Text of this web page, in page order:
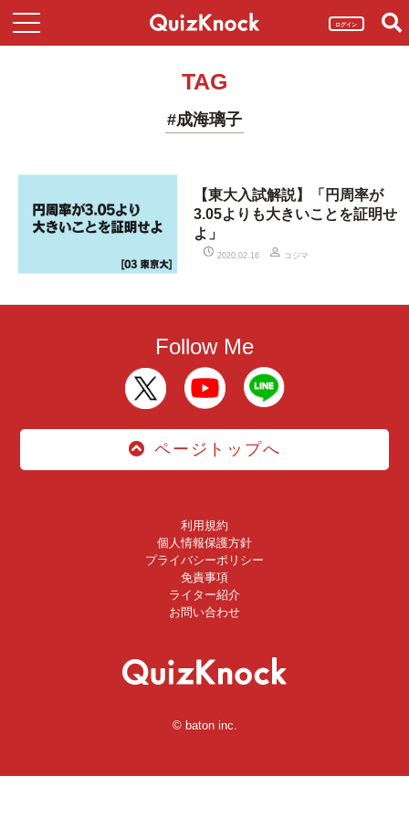
ログイン
TAG
#成海璃子
【東大入試解説】「円周率が
3.05よりも大きいことを証明せ
よ」
2020.02.16 コジマ
Follow Me
ページトップへ
利用規約
個人情報保護方針
プライバシーポリシー
免責事項
ライター紹介
お問い合わせ
© baton inc.